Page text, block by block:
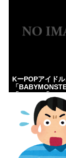
KーPOPアイドル
「
「ILLIT」「
三国志時代に突